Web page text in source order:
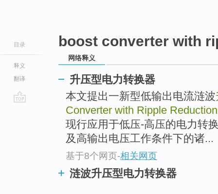
目录
释义
翻译
boost converter with
网络释义
升压型电力转换器
本文提出一新型低输出电流涟波
Converter with Ripple Reduction
现行应用于低压-高压的电力转
及高输出电压工作条件下的诸...
基于8个网页-相关网页
涟波升压型电力转换器